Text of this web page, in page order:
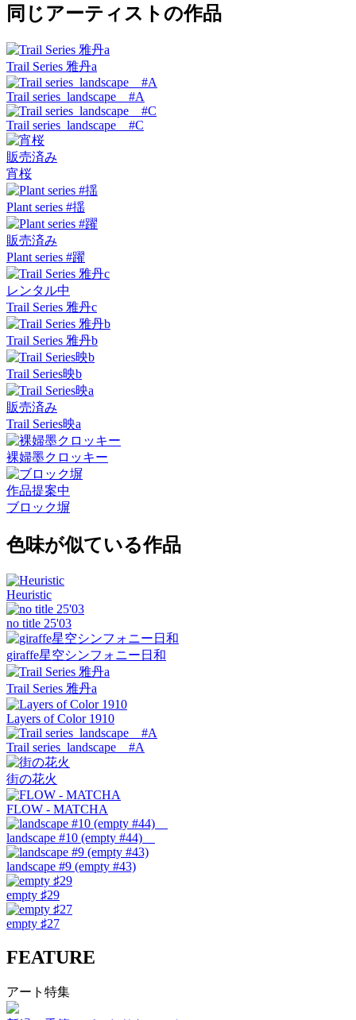
同じアーティストの作品
Trail Series 雅丹a
Trail series landscape #A
Trail series landscape #C
販売済み
宵桜
Plant series #揺
販売済み
Plant series #躍
レンタル中
Trail Series 雅丹c
Trail Series 雅丹b
Trail Series映b
販売済み
Trail Series映a
裸婦墨クロッキー
作品提案中
ブロック塀
色味が似ている作品
Heuristic
no title 25'03
giraffe星空シンフォニー日和
Trail Series 雅丹a
Layers of Color 1910
Trail series landscape #A
街の花火
FLOW - MATCHA
landscape #10 (empty #44)
landscape #9 (empty #43)
empty ♯29
empty ♯27
FEATURE
アート特集